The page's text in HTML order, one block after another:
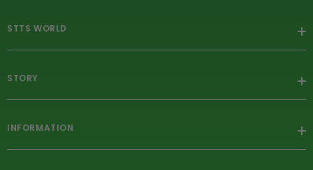
STTS WORLD
STORY
INFORMATION